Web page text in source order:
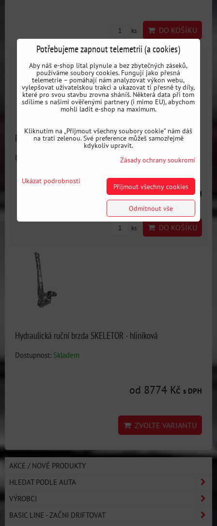
ks DO KOŠÍKU
Reverzní PRO hydraulická ruční brzda No4 IRP
Dostupnost:
6823 Kčs DPH
ks DO KOŠÍKU
Hydraulická ruční brzda SKELETOR - hliníková
Dostupnost: Skladem
od 8774 Kč s DPH
ZVOLTE VARIANTU
AKCE / NOVÉ PRODUKTY
HLEDAT PODLE AUTA
VÝROBCI
BASIC LINE - ZAČNI DRIFTOVAT
Potřebujeme zapnout telemetrii (a cookies)
Aby náš e-shop lítal plynule a bez zbytečných záseků,
používáme soubory cookies. Fungují jako přesná
telemetrie – pomáhají nám analyzovat výkon webu,
vylepšovat uživatelskou trakci a ukazovat ti přesně ty díly,
které pro svou stavbu zrovna sháníš. Některá data při tom
sdílíme s našimi ověřenými partnery (i mimo EU), abychom
mohli ladit e-shop na maximum.
Kliknutím na „Přijmout všechny soubory cookie" nám dáš
na trati zelenou. Své preference můžeš samozřejmě
kdykoliv upravit.
Zásady ochrany soukromí
Ukázat podrobnosti
Přijmout všechny cookies
Odmítnout vše